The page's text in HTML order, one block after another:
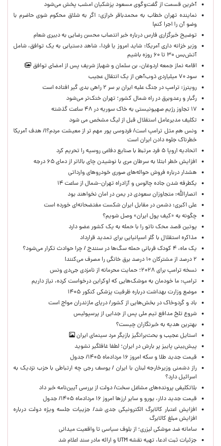
آخرین قسمت از گفت‌وگوی مسعود پزشکیان امشب پخش می‌شود
نماینده تهران خطاب به محمدباقر خرازی: اگر به شلاق محکوم شوی حاضرم با
وضو آن را اجرا کنم!
توضیح خبرگزاری فارس درباره خبر انتصاب محسن رضایی به دبیری شعام
وزیر خزانه داری آمریکا: شاید امروز یا فردا، شاهد دستیابی به یک توافق، شامل
آتش‌بس ۳۰ تا ۶۰ روزه باشیم
اقامه نماز جمعه اردوغان، بن ‌سلمان و شهباز شریف پس از امضای توافق
سود ۷۰ میلیاردی ذوب‌آهن از یک انتقال عجیب
رویترز: ترامپ در جنگ علیه ایران بر سر ۲ راهی بدی گیر افتاده است
رگبار و رعدوبرق در راه شمال کشور؛ تهران خنک‌تر می‌شود
۱۷ تجاوز رژیم صهیونیستی به خاک سوریه در ۴۸ ساعت گذشته
تکلیف مدیرعامل استقلال قبل از لیگ مشخص می شود
ونس هم مثل ترامپ است/ فردوسی پور مهم تر از معیشت مردم؟!/ هدف آمریکا
خطرناک جلوه دادن ایران است
اتحادیه اروپا ۵ فرد مرتبط با صنایع دفاعی روسیه را تحریم کرد
افزایش خطر ابتلا به سرطان مری با نوشیدن چای بالاتر از دمای ۶۵ درجه
هشدار درباره فروش حواله‌های صوری خودروهای وارداتی
یکطرفه شدن جاده چالوس و آزادراه تهران–شمال از ساعت ۱۴
انصارالله: متجاوزان سعودی در یمن در امان نخواهند بود
علی اکبری: دشمن در مقابل ایران شکست مفتضحانه‌ای خورده است
چگونه به «کیف پول ایران» وصل شویم؟
پوتین قصد محک ناتو را با حمله به یک کشور عضو دارد
مذاکره استقلال با گلر اسپانیایی برای تمدید قرارداد
یک ماه، ۴ کودک قربانی حمله سگ‌ها در سنندج / چرا حوادث تکرار می‌شود؟
۲ درصد از مشترکان ۱۰ درصد برق خانگی را مصرف می‌کنند!
نسخه ترامپ برای ۲۰۲۸؛ حمایت محرمانه از نامزدی جی‌دی ونس
ترامپ: ما خودمان به موشک‌هایی که اوکراین درخواست کرده، نیاز داریم
موضع وزارت بهداشت درباره ظرفیت پزشکی کنکور ۱۴۰۵
باد و گردوخاک در بخش‌هایی از کشور/ دریای مازندران مواج است
شروع تلخ مدافع تیم ملی پس از جدایی از پرسپولیس
بهترین هدیه به خبرنگاران چیست؟
استایل عجیب و بحث‌برانگیز بازیگر مرد سینمای ایران
پیش‌بینی پاییز پر بارش در ایران؛ لطفا غافلگیر نشوید
قیمت جدید طلا و سکه امروز ۱۶ مردادماه ۱۴۰۵/ جدول
راز دشمنی وزیرخارجه لبنان با ایران / یوسف رجی چه ارتباطی با حزب نزدیک به
اسرائیل دارد؟
بلاتکلیفی پرونده‌های مشاغل سخت/ دولت از بررسی آیین‌نامه خبر داد
قیمت جدید دلار، یورو و سایر ارزها امروز ۱۶ مردادماه ۱۴۰۵/ جدول
افزایش اعتبار کالابرگ الکترونیکی جدی شد/ جزییات جلسه ویژه دولت درباره
افزایش مبلغ کالابرگ
سامانه ضد موشکی لیزری؛ از بلوف سیاسی تا واقعیت میدانی
جزئیات ثبت ادعا، تهیه نقشه UTM و ارائه مادر سند اعلام شد